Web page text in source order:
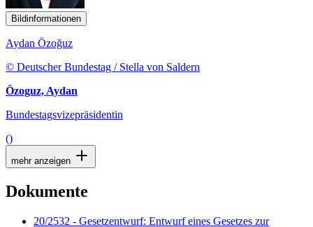
Bildinformationen
Aydan Özoğuz
© Deutscher Bundestag / Stella von Saldern
Özoguz, Aydan
Bundestagsvizepräsidentin
()
mehr anzeigen
Dokumente
20/2532 - Gesetzentwurf: Entwurf eines Gesetzes zur